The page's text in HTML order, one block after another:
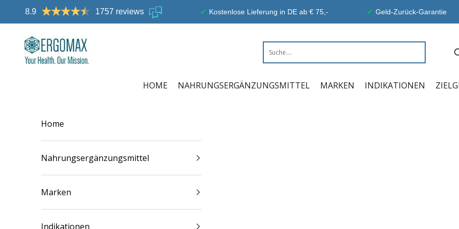
Zum Inhalt springen
8.9 1757 reviews Kostenlose Lieferung in DE ab € 75,- Geld-Zurück-Garantie
Ergomax
HOME NAHRUNGSERGÄNZUNGSMITTEL MARKEN INDIKATIONEN
Home
Nahrungsergänzungsmittel
Marken
Indikationen